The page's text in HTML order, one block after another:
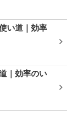
い道｜効率
｜効率のい